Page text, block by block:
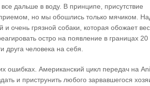
дальше в воду. В принципе, присутствие
но мы обошлись только мячиком.
очень грязной собаки, которая обожает
остро на появление в границах 20
друга человека на себя.
ошибках. Американский цикл передач на
и приструнить любого зарвавшегося